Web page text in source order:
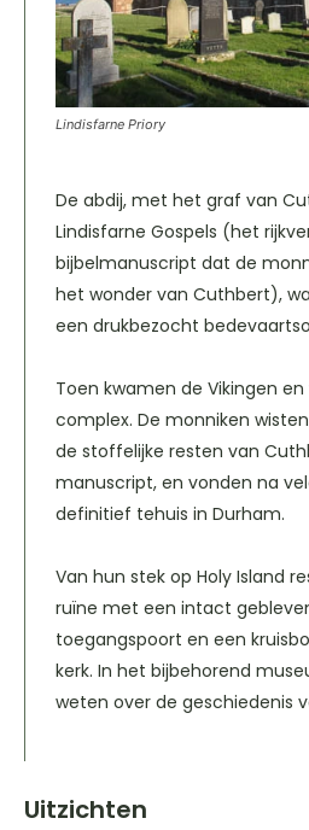
Lindisfarne Priory
De abdij, met het graf van
Lindisfarne Gospels (het
bijbelmanuscript dat de
het wonder van Cuthbert),
een drukbezocht
Toen kwamen de Vikingen
complex. De monniken
de stoffelijke resten van
manuscript, en vonden na
definitief tehuis in Durham.
Van hun stek op Holy Island
ruïne met een intact
toegangspoort en een
kerk. In het bijbehorend
weten over de geschiedenis
Uitzichten